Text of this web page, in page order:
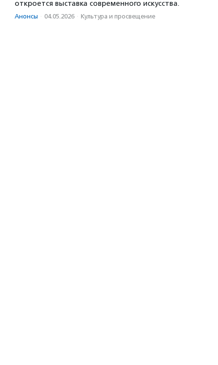
откроется выставка современного искусства.
Анонсы · 04.05.2026 · Культура и просвещение